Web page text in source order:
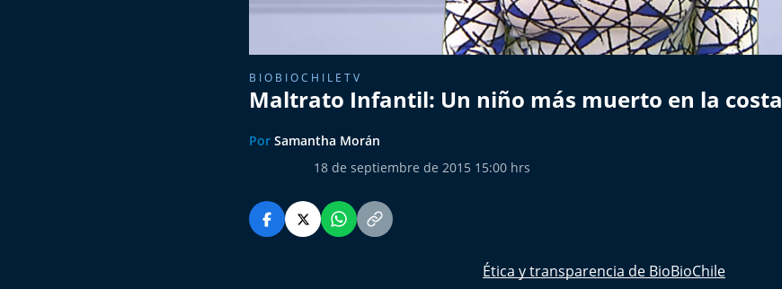
BIOBIOCHILETV
Maltrato Infantil: Un niño más muerto en la costa
Por Samantha Morán
18 de septiembre de 2015 15:00 hrs
Ética y transparencia de BioBioChile